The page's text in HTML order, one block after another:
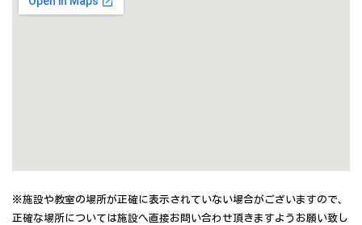
※施設や教室の場所が正確に表示されていない場合がございますので、
正確な場所については施設へ直接お問い合わせ頂きますようお願い致し